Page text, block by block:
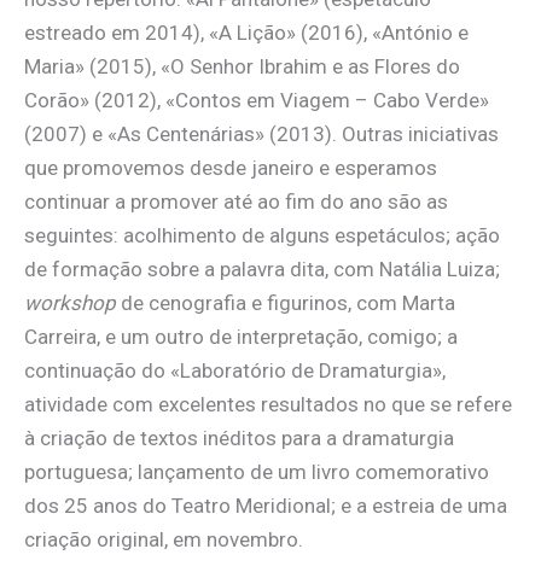
estreado em 2014), «A Lição» (2016), «António e
Maria» (2015), «O Senhor Ibrahim e as Flores do
Corão» (2012), «Contos em Viagem – Cabo Verde»
(2007) e «As Centenárias» (2013). Outras iniciativas
que promovemos desde janeiro e esperamos
continuar a promover até ao fim do ano são as
seguintes: acolhimento de alguns espetáculos; ação
de formação sobre a palavra dita, com Natália Luiza;
workshop de cenografia e figurinos, com Marta
Carreira, e um outro de interpretação, comigo; a
continuação do «Laboratório de Dramaturgia»,
atividade com excelentes resultados no que se refere
à criação de textos inéditos para a dramaturgia
portuguesa; lançamento de um livro comemorativo
dos 25 anos do Teatro Meridional; e a estreia de uma
criação original, em novembro.